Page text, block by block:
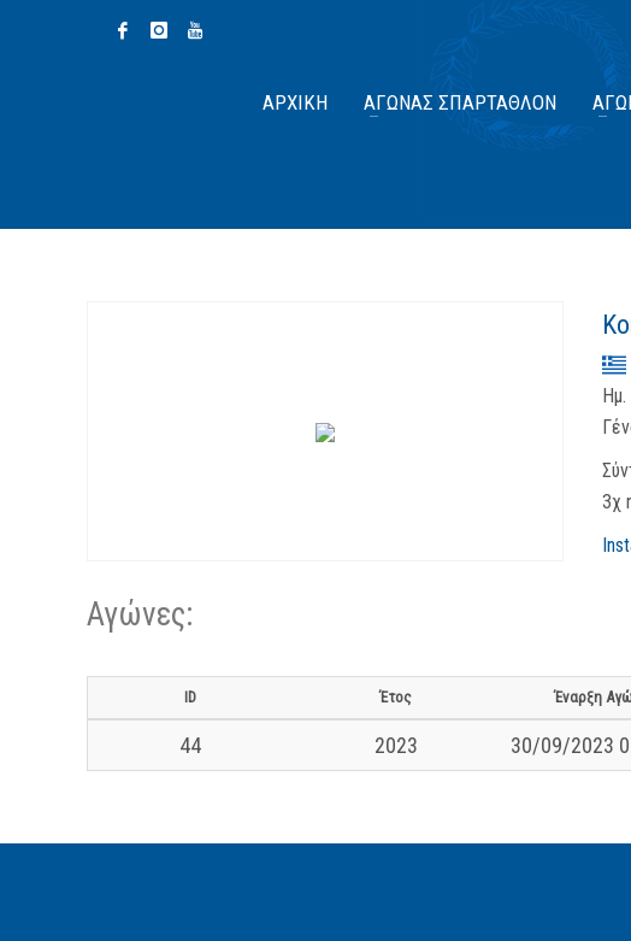
ΑΡΧΙΚΉ ΑΓΏΝΑΣ ΣΠΆΡΤΑΘΛΟΝ
Ημ.
3χ
Αγώνες:
ID Έτος Έναρξη
44 2023 30/09/2023